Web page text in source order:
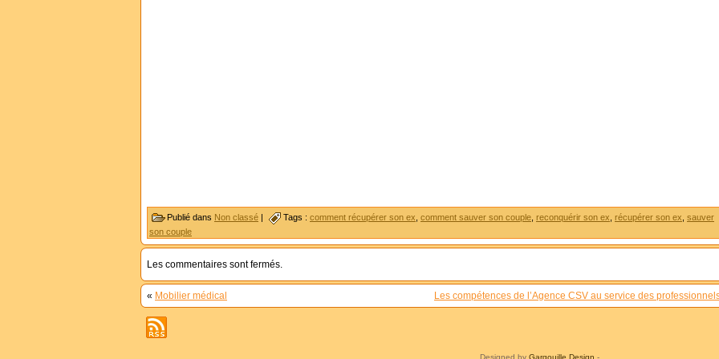
Publié dans Non classé Tags : comment récupérer son ex comment sauver son couple reconquérir son ex récupérer son ex sauver
son couple
Les commentaires sont fermés.
« Mobilier médical Les compétences de l’Agence CSV au service des
Designed by Gargouille Design -